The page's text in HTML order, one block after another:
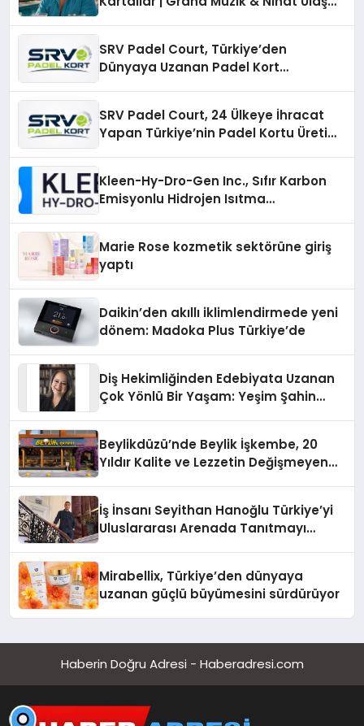
SRV Padel Court, Türkiye’den
Dünyaya Uzanan Padel Kort
SRV Padel Court, 24 Ülkeye İhracat
Yapan Türkiye’nin Padel Kortu Üretim
Kleen-Hy-Dro-Gen Inc., Sıfır Karbon
Emisyonlu Hidrojen Isıtma
Marie Rose kozmetik sektörüne giriş
yaptı
Daikin’den akıllı iklimlendirmede yeni
dönem: Madoka Plus Türkiye’de
Diş Hekimliğinden Edebiyata Uzanan
Çok Yönlü Bir Yaşam: Yeşim Şahin
Beylikdüzü’nde Beylik İşkembe, 20
Yıldır Kalite ve Lezzetin Değişmeyen
İş İnsanı Seyithan Hanoğlu Türkiye’yi
Uluslararası Arenada Tanıtmayı
Mirabellix, Türkiye’den dünyaya
uzanan güçlü büyümesini sürdürüyor
Haberin Doğru Adresi - Haberadresi.com